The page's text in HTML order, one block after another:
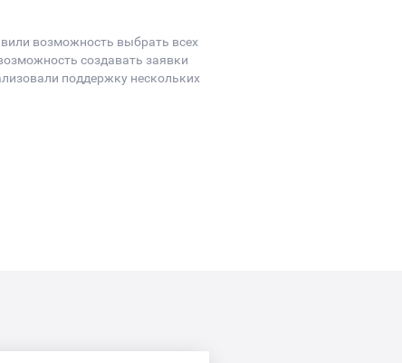
возможность выбрать всех
создавать заявки
поддержку нескольких